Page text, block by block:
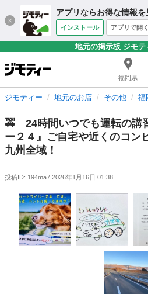
アプリならお得な情報を
インストール アプリで開く
地元の掲示板 ジモテ
福岡県
ジモティー 地元のお店 その他 福
🚕 24時間いつでも運転の講
ー２４』ご自宅や近くのコン
九州全域！
投稿ID: 194ma7 2026年1月16日 01:38